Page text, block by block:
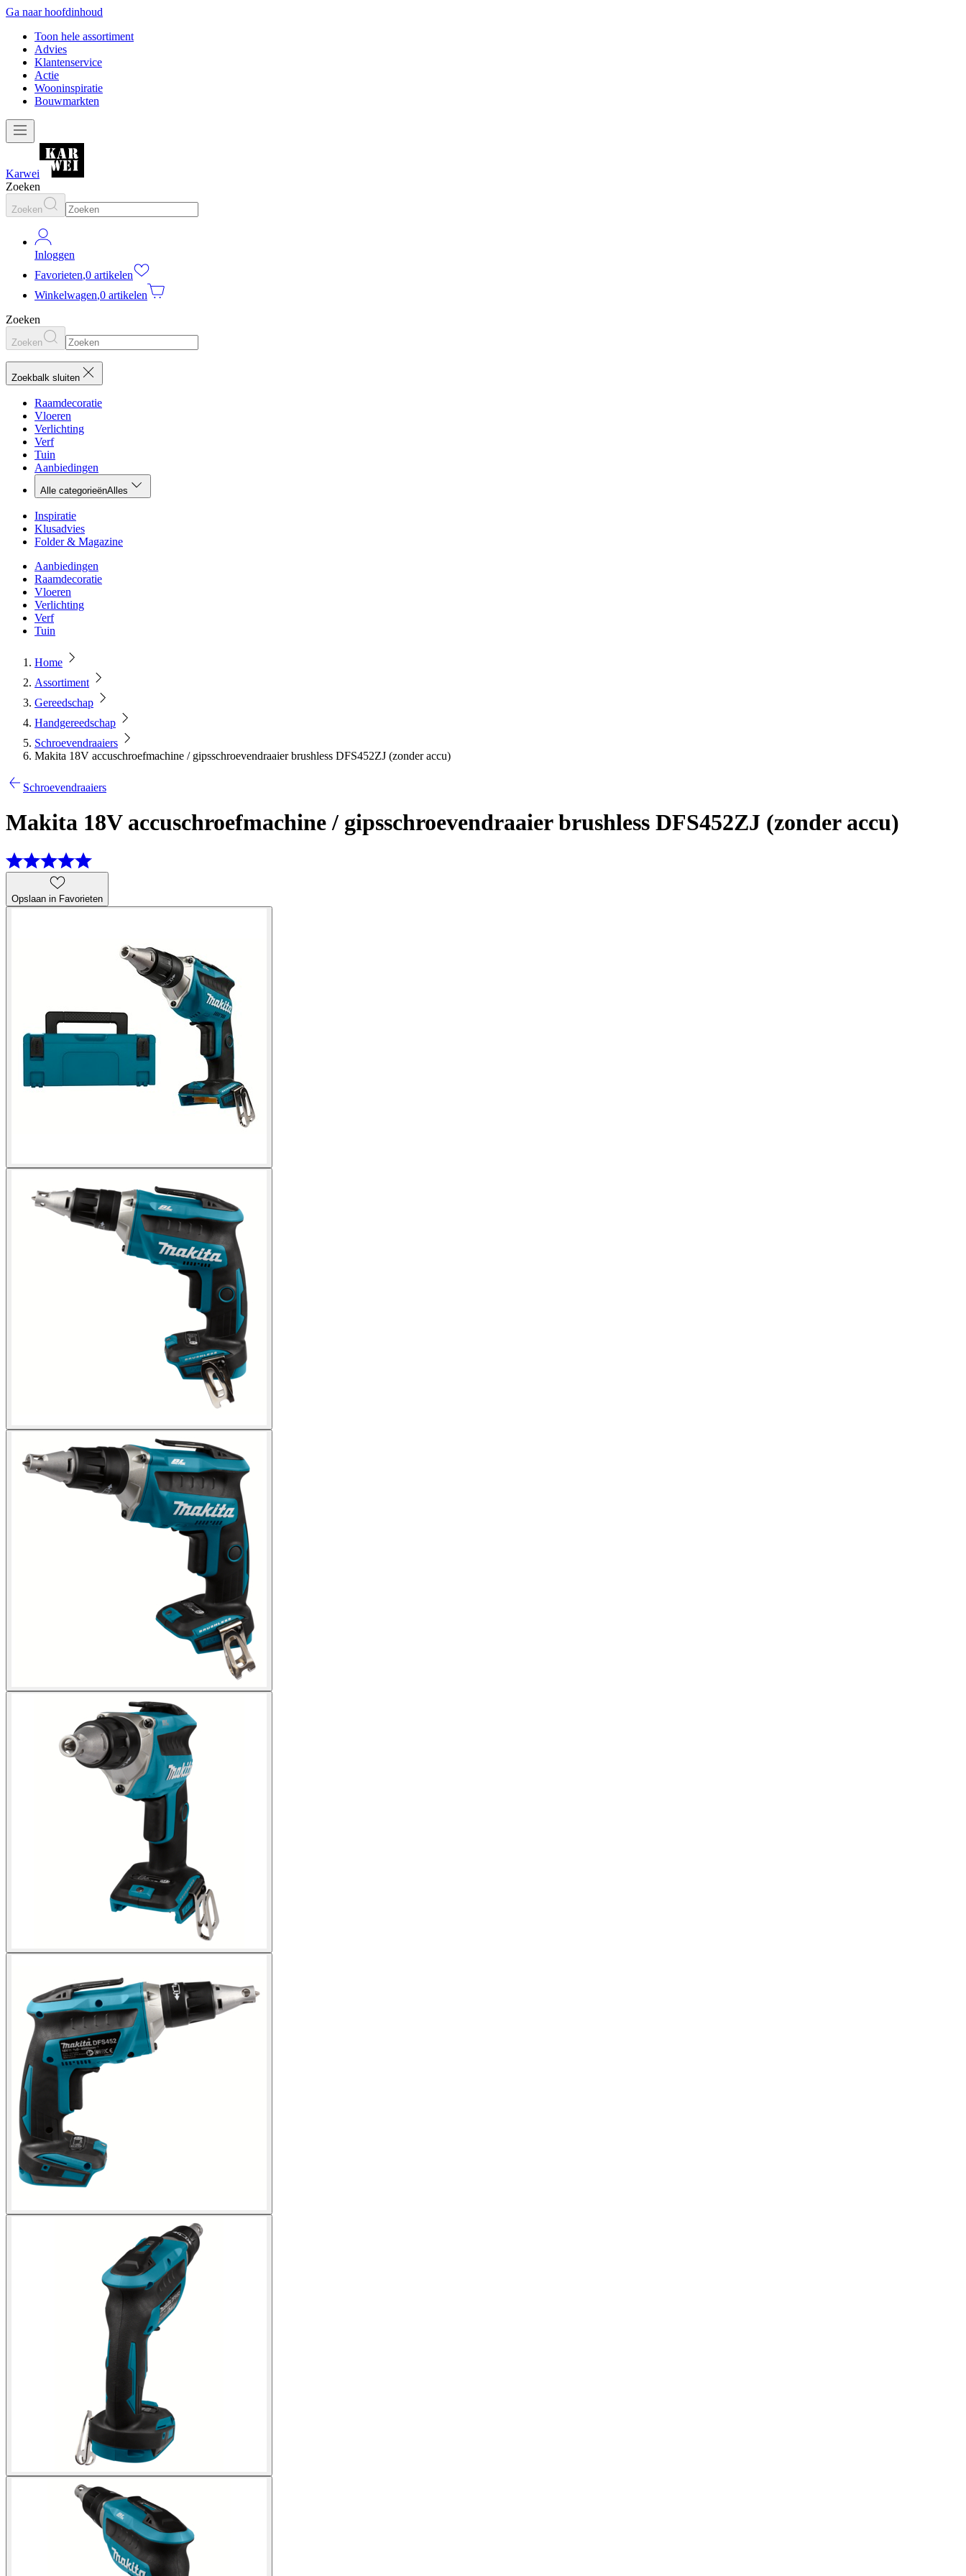
Ga naar hoofdinhoud
Toon hele assortiment
Advies
Klantenservice
Actie
Wooninspiratie
Bouwmarkten
Karwei
Zoeken
Zoeken
Inloggen
Favorieten,0 artikelen
Winkelwagen,0 artikelen
Zoeken
Zoeken
Zoekbalk sluiten
Raamdecoratie
Vloeren
Verlichting
Verf
Tuin
Aanbiedingen
Alle categorieënAlles
Inspiratie
Klusadvies
Folder & Magazine
Aanbiedingen
Raamdecoratie
Vloeren
Verlichting
Verf
Tuin
Home
Assortiment
Gereedschap
Handgereedschap
Schroevendraaiers
Makita 18V accuschroefmachine / gipsschroevendraaier brushless DFS452ZJ (zonder accu)
Schroevendraaiers
Makita 18V accuschroefmachine / gipsschroevendraaier brushless DFS452ZJ (zonder accu)
Opslaan in Favorieten